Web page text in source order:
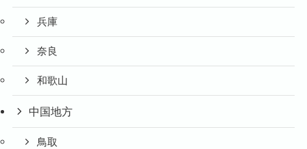
兵庫
奈良
和歌山
中国地方
鳥取